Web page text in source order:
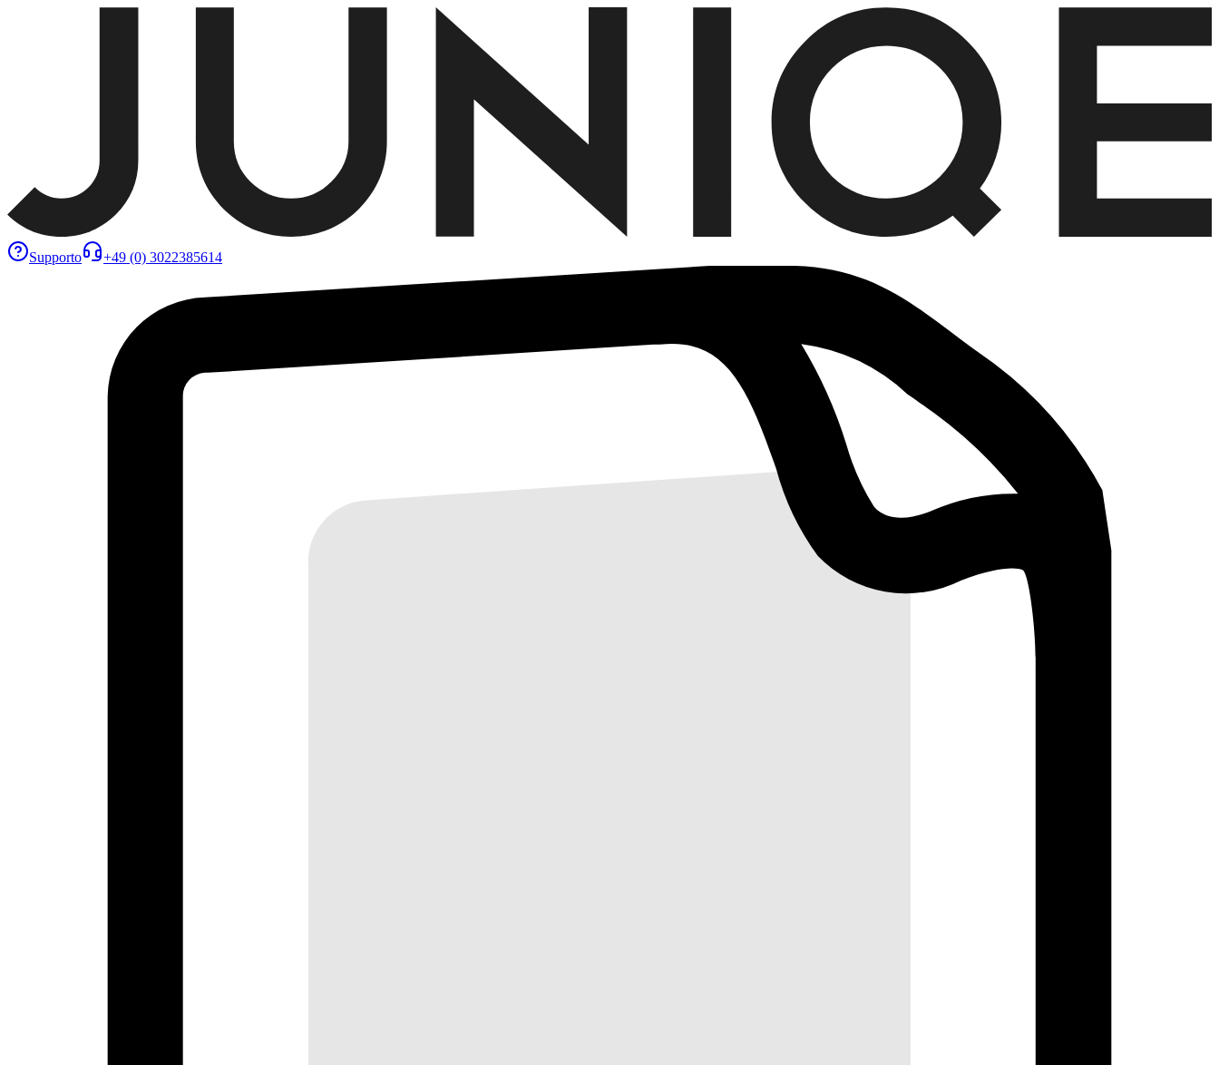
Supporto +49 (0) 3022385614